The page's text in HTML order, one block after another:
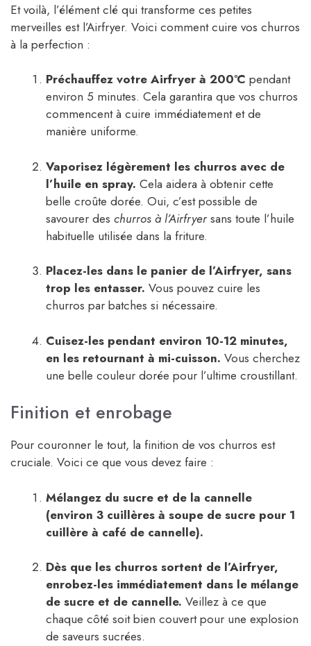
Et voilà, l’élément clé qui transforme ces petites
merveilles est l’Airfryer. Voici comment cuire vos churros
à la perfection :
Préchauffez votre Airfryer à 200°C pendant
environ 5 minutes. Cela garantira que vos churros
commencent à cuire immédiatement et de
manière uniforme.
Vaporisez légèrement les churros avec de
l’huile en spray. Cela aidera à obtenir cette
belle croûte dorée. Oui, c’est possible de
savourer des churros à l’Airfryersans toute l’huile
habituelle utilisée dans la friture.
Placez-les dans le panier de l’Airfryer, sans
trop les entasser. Vous pouvez cuire les
churros par batches si nécessaire.
Cuisez-les pendant environ 10-12 minutes,
en les retournant à mi-cuisson. Vous cherchez
une belle couleur dorée pour l’ultime croustillant.
Finition et enrobage
Pour couronner le tout, la finition de vos churros est
cruciale. Voici ce que vous devez faire :
Mélangez du sucre et de la cannelle
(environ 3 cuillères à soupe de sucre pour 1
cuillère à café de cannelle).
Dès que les churros sortent de l’Airfryer,
enrobez-les immédiatement dans le mélange
de sucre et de cannelle. Veillez à ce que
chaque côté soit bien couvert pour une explosion
de saveurs sucrées.